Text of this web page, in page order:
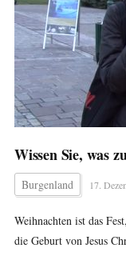
Wissen Sie, was
Burgenland 17.
Weihnachten ist das
die Geburt von Jesus